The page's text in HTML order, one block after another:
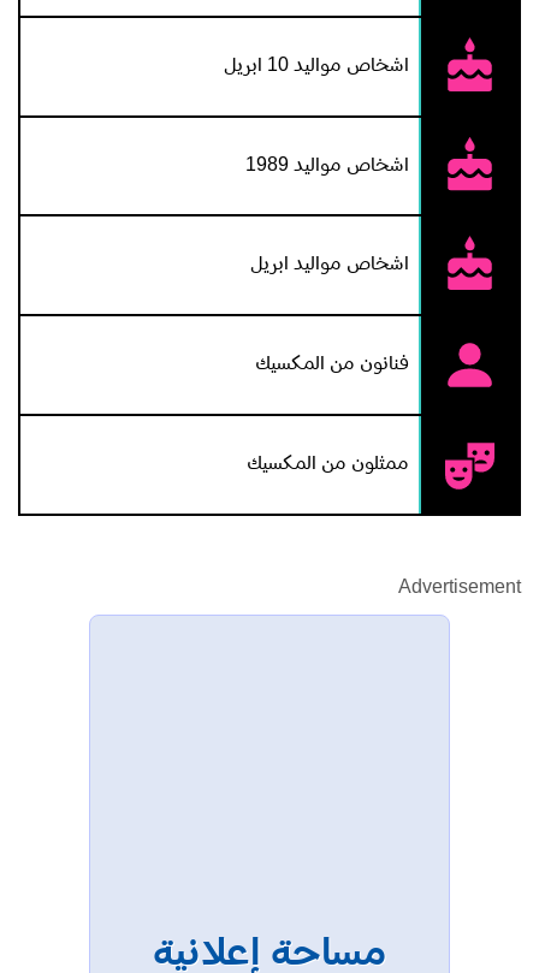
اشخاص مواليد 10 ابريل
اشخاص مواليد 1989
اشخاص مواليد ابريل
فنانون من المكسيك
ممثلون من المكسيك
Advertisement
مساحة إعلانية